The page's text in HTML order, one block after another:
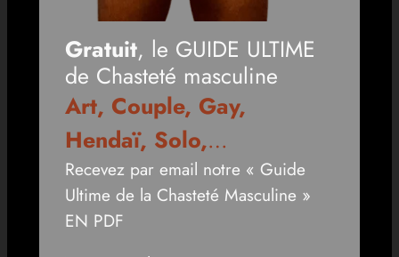
Gratuit, le GUIDE ULTIME
de Chasteté masculine
Art, Couple, Gay,
Hendaï, Solo,…
Recevez par email notre « Guide
Ultime de la Chasteté Masculine »
EN PDF